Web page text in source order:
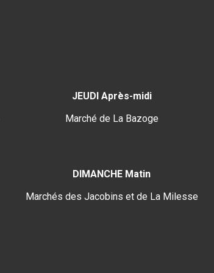
JEUDI Après-midi
Marché de La Bazoge
DIMANCHE Matin
Marchés des Jacobins et de La Milesse